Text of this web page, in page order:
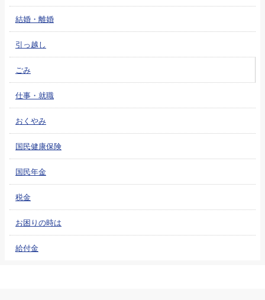
結婚・離婚
引っ越し
ごみ
仕事・就職
おくやみ
国民健康保険
国民年金
税金
お困りの時は
給付金